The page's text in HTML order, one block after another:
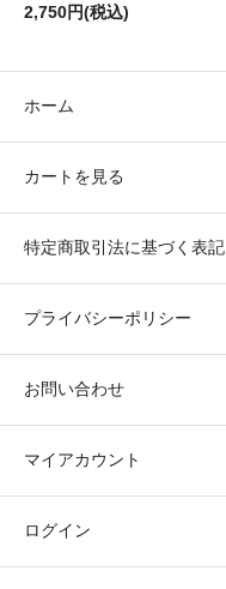
2,750円(税込)
ホーム
カートを見る
特定商取引法に基づく表記
プライバシーポリシー
お問い合わせ
マイアカウント
ログイン